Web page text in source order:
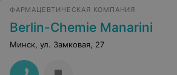
ФАРМАЦЕВТИЧЕСКАЯ КОМПАНИЯ
Berlin-Chemie Manarini
Минск, ул. Замковая, 27